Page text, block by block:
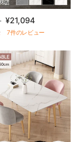
¥21,094
7件のレビュー